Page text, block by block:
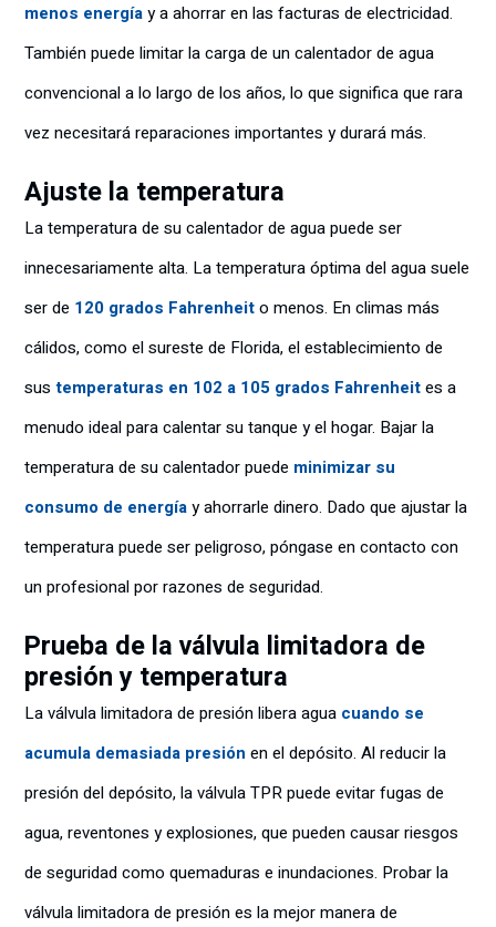
menos energíay a ahorrar en las facturas de electricidad.
También puede limitar la carga de un calentador de agua
convencional a lo largo de los años, lo que significa que rara
vez necesitará reparaciones importantes y durará más.
Ajuste la temperatura
La temperatura de su calentador de agua puede ser
innecesariamente alta. La temperatura óptima del agua suele
ser de 120 grados Fahrenheito menos. En climas más
cálidos, como el sureste de Florida, el establecimiento de
sus temperaturas en 102 a 105 grados Fahrenheites a
menudo ideal para calentar su tanque y el hogar. Bajar la
temperatura de su calentador puede minimizar su
consumo de energíay ahorrarle dinero. Dado que ajustar la
temperatura puede ser peligroso, póngase en contacto con
un profesional por razones de seguridad.
Prueba de la válvula limitadora de
presión y temperatura
La válvula limitadora de presión libera agua cuando se
acumula demasiada presión en el depósito. Al reducir la
presión del depósito, la válvula TPR puede evitar fugas de
agua, reventones y explosiones, que pueden causar riesgos
de seguridad como quemaduras e inundaciones. Probar la
válvula limitadora de presión es la mejor manera de